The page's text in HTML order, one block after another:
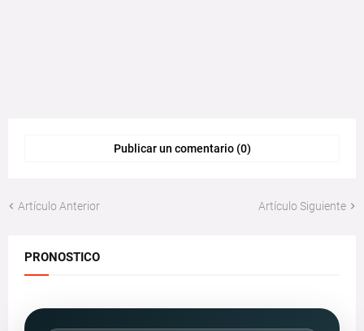
Publicar un comentario (0)
Artículo Anterior Artículo Siguiente
PRONOSTICO